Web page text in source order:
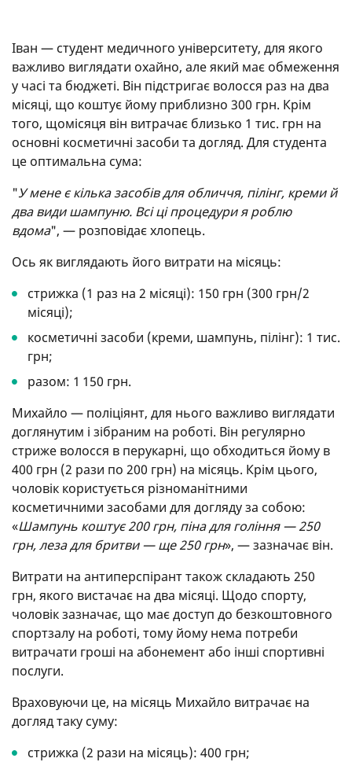
Іван — студент медичного університету, для якого
важливо виглядати охайно, але який має обмеження
у часі та бюджеті. Він підстригає волосся раз на два
місяці, що коштує йому приблизно 300 грн. Крім
того, щомісяця він витрачає близько 1 тис. грн на
основні косметичні засоби та догляд. Для студента
це оптимальна сума:
"У мене є кілька засобів для обличчя, пілінг, креми й
два види шампуню. Всі ці процедури я роблю
вдома", — розповідає хлопець.
Ось як виглядають його витрати на місяць:
стрижка (1 раз на 2 місяці): 150 грн (300 грн/2
місяці);
косметичні засоби (креми, шампунь, пілінг): 1 тис.
грн;
разом: 1 150 грн.
Михайло — поліціянт, для нього важливо виглядати
доглянутим і зібраним на роботі. Він регулярно
стриже волосся в перукарні, що обходиться йому в
400 грн (2 рази по 200 грн) на місяць. Крім цього,
чоловік користується різноманітними
косметичними засобами для догляду за собою:
«Шампунь коштує 200 грн, піна для гоління — 250
грн, леза для бритви — ще 250 грн», — зазначає він.
Витрати на антиперспірант також складають 250
грн, якого вистачає на два місяці. Щодо спорту,
чоловік зазначає, що має доступ до безкоштовного
спортзалу на роботі, тому йому нема потреби
витрачати гроші на абонемент або інші спортивні
послуги.
Враховуючи це, на місяць Михайло витрачає на
догляд таку суму:
стрижка (2 рази на місяць): 400 грн;